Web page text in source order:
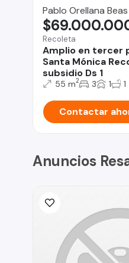
Pablo Orellana Beas
Recoleta
Amplio en tercer
Santa Mónica
subsidio Ds 1
55 m2 3 1 1
Contactar
Anuncios